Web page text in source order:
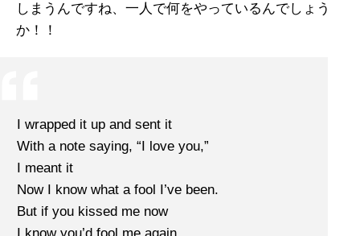
しまうんですね、一人で何をやっているんでしょう
か！！
I wrapped it up and sent it
With a note saying, “I love you,”
I meant it
Now I know what a fool I’ve been.
But if you kissed me now